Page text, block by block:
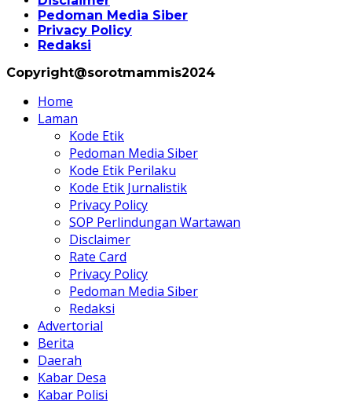
Pedoman Media Siber
Privacy Policy
Redaksi
Copyright@sorotmammis2024
Home
Laman
Kode Etik
Pedoman Media Siber
Kode Etik Perilaku
Kode Etik Jurnalistik
Privacy Policy
SOP Perlindungan Wartawan
Disclaimer
Rate Card
Privacy Policy
Pedoman Media Siber
Redaksi
Advertorial
Berita
Daerah
Kabar Desa
Kabar Polisi